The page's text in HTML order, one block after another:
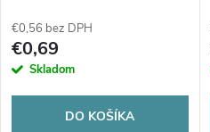
€0,56 bez DPH
€0,69
Skladom
DO KOŠÍKA